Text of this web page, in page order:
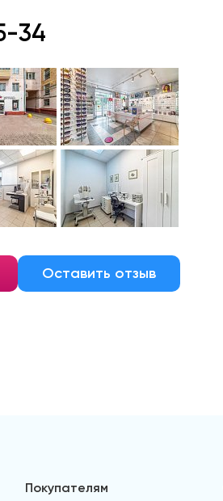
34
Оставить отзыв
Покупателям